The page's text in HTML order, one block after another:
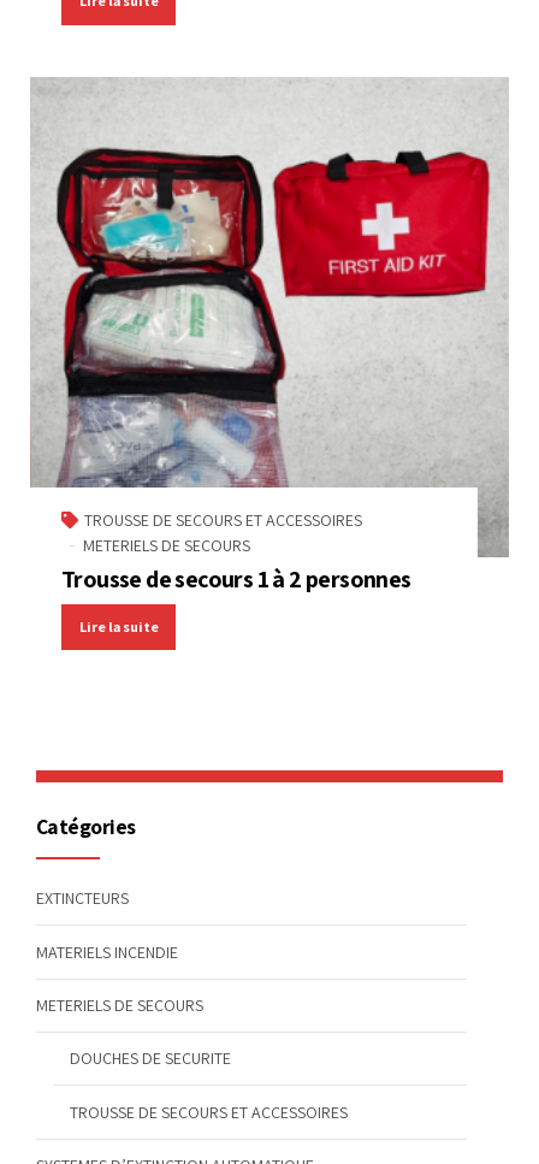
TROUSSE DE SECOURS ET ACCESSOIRES
METERIELS DE SECOURS
Trousse de secours 1 à 2 personnes
Lire la suite
Catégories
EXTINCTEURS
MATERIELS INCENDIE
METERIELS DE SECOURS
DOUCHES DE SECURITE
TROUSSE DE SECOURS ET ACCESSOIRES